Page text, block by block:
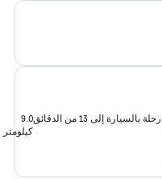
رحلة بالسيارة إلى 13 من الدقائق
9.0
كيلومتر